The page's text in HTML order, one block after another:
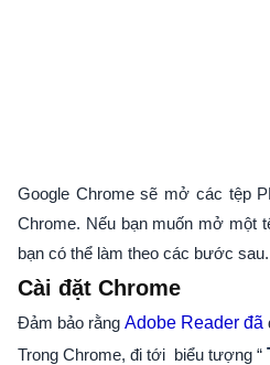
Google Chrome sẽ mở các tệp
Chrome. Nếu bạn muốn mở một
bạn có thể làm theo các bước sau.
Cài đặt Chrome
Đảm bảo rằng Adobe Reader đã
Trong Chrome, đi tới biểu tượng “